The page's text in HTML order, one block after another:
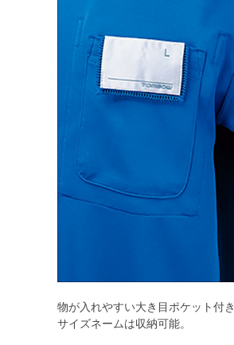
物が入れやすい大き目ポケット付き
サイズネームは収納可能。